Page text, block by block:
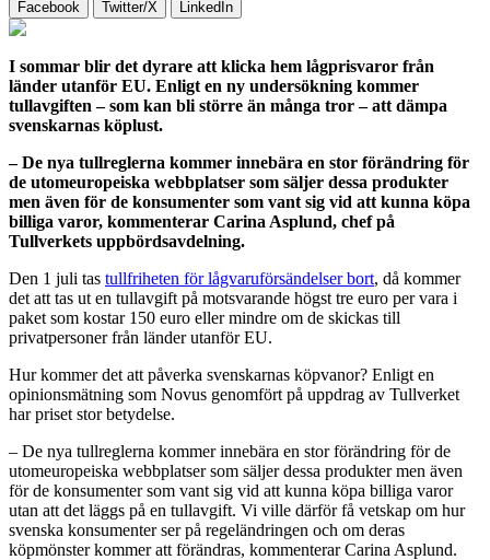
Facebook Twitter/X LinkedIn
I sommar blir det dyrare att klicka hem lågprisvaror från
länder utanför EU. Enligt en ny undersökning kommer
tullavgiften – som kan bli större än många tror – att dämpa
svenskarnas köplust.
– De nya tullreglerna kommer innebära en stor förändring för
de utomeuropeiska webbplatser som säljer dessa produkter
men även för de konsumenter som vant sig vid att kunna köpa
billiga varor, kommenterar Carina Asplund, chef på
Tullverkets uppbördsavdelning.
Den 1 juli tas tullfriheten för lågvaruförsändelser bort, då kommer
det att tas ut en tullavgift på motsvarande högst tre euro per vara i
paket som kostar 150 euro eller mindre om de skickas till
privatpersoner från länder utanför EU.
Hur kommer det att påverka svenskarnas köpvanor? Enligt en
opinionsmätning som Novus genomfört på uppdrag av Tullverket
har priset stor betydelse.
– De nya tullreglerna kommer innebära en stor förändring för de
utomeuropeiska webbplatser som säljer dessa produkter men även
för de konsumenter som vant sig vid att kunna köpa billiga varor
utan att det läggs på en tullavgift. Vi ville därför få vetskap om hur
svenska konsumenter ser på regeländringen och om deras
köpmönster kommer att förändras, kommenterar Carina Asplund.